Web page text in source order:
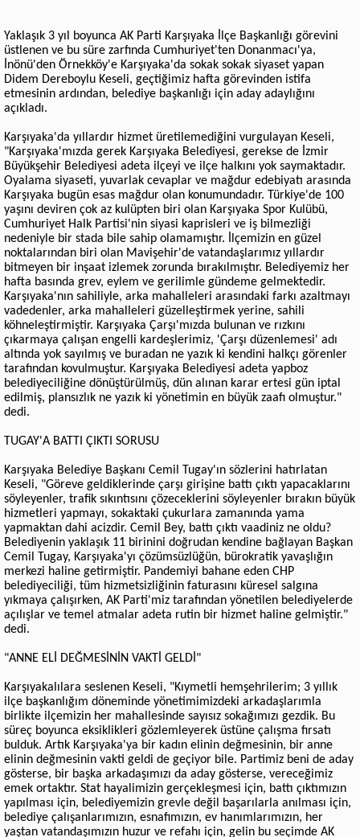
Yaklaşık 3 yıl boyunca AK Parti Karşıyaka İlçe Başkanlığı görevini
üstlenen ve bu süre zarfında Cumhuriyet'ten Donanmacı'ya,
İnönü'den Örnekköy'e Karşıyaka'da sokak sokak siyaset yapan
Didem Dereboylu Keseli, geçtiğimiz hafta görevinden istifa
etmesinin ardından, belediye başkanlığı için aday adaylığını
açıkladı.
Karşıyaka'da yıllardır hizmet üretilemediğini vurgulayan Keseli,
"Karşıyaka'mızda gerek Karşıyaka Belediyesi, gerekse de İzmir
Büyükşehir Belediyesi adeta ilçeyi ve ilçe halkını yok saymaktadır.
Oyalama siyaseti, yuvarlak cevaplar ve mağdur edebiyatı arasında
Karşıyaka bugün esas mağdur olan konumundadır. Türkiye'de 100
yaşını deviren çok az kulüpten biri olan Karşıyaka Spor Kulübü,
Cumhuriyet Halk Partisi'nin siyasi kaprisleri ve iş bilmezliği
nedeniyle bir stada bile sahip olamamıştır. İlçemizin en güzel
noktalarından biri olan Mavişehir'de vatandaşlarımız yıllardır
bitmeyen bir inşaat izlemek zorunda bırakılmıştır. Belediyemiz her
hafta basında grev, eylem ve gerilimle gündeme gelmektedir.
Karşıyaka'nın sahiliyle, arka mahalleleri arasındaki farkı azaltmayı
vadedenler, arka mahalleleri güzelleştirmek yerine, sahili
köhneleştirmiştir. Karşıyaka Çarşı'mızda bulunan ve rızkını
çıkarmaya çalışan engelli kardeşlerimiz, 'Çarşı düzenlemesi' adı
altında yok sayılmış ve buradan ne yazık ki kendini halkçı görenler
tarafından kovulmuştur. Karşıyaka Belediyesi adeta yapboz
belediyeciliğine dönüştürülmüş, dün alınan karar ertesi gün iptal
edilmiş, plansızlık ne yazık ki yönetimin en büyük zaafı olmuştur."
dedi.
TUGAY'A BATTI ÇIKTI SORUSU
Karşıyaka Belediye Başkanı Cemil Tugay'ın sözlerini hatırlatan
Keseli, "Göreve geldiklerinde çarşı girişine battı çıktı yapacaklarını
söyleyenler, trafik sıkıntısını çözeceklerini söyleyenler bırakın büyük
hizmetleri yapmayı, sokaktaki çukurlara zamanında yama
yapmaktan dahi acizdir. Cemil Bey, battı çıktı vaadiniz ne oldu?
Belediyenin yaklaşık 11 birinini doğrudan kendine bağlayan Başkan
Cemil Tugay, Karşıyaka'yı çözümsüzlüğün, bürokratik yavaşlığın
merkezi haline getirmiştir. Pandemiyi bahane eden CHP
belediyeciliği, tüm hizmetsizliğinin faturasını küresel salgına
yıkmaya çalışırken, AK Parti'miz tarafından yönetilen belediyelerde
açılışlar ve temel atmalar adeta rutin bir hizmet haline gelmiştir."
dedi.
"ANNE ELİ DEĞMESİNİN VAKTİ GELDİ"
Karşıyakalılara seslenen Keseli, "Kıymetli hemşehrilerim; 3 yıllık
ilçe başkanlığım döneminde yönetimimizdeki arkadaşlarımla
birlikte ilçemizin her mahallesinde sayısız sokağımızı gezdik. Bu
süreç boyunca eksiklikleri gözlemleyerek üstüne çalışma fırsatı
bulduk. Artık Karşıyaka'ya bir kadın elinin değmesinin, bir anne
elinin değmesinin vakti geldi de geçiyor bile. Partimiz beni de aday
gösterse, bir başka arkadaşımızı da aday gösterse, vereceğimiz
emek ortaktır. Stat hayalimizin gerçekleşmesi için, battı çıktımızın
yapılması için, belediyemizin grevle değil başarılarla anılması için,
belediye çalışanlarımızın, esnafımızın, ev hanımlarımızın, her
yaştan vatandaşımızın huzur ve refahı için, gelin bu seçimde AK